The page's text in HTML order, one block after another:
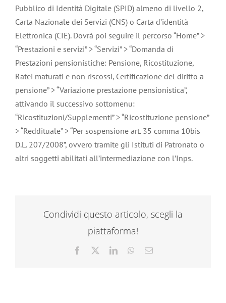
Pubblico di Identità Digitale (SPID) almeno di livello 2,
Carta Nazionale dei Servizi (CNS) o Carta d’identità
Elettronica (CIE). Dovrà poi seguire il percorso “Home” >
“Prestazioni e servizi” > “Servizi” > “Domanda di
Prestazioni pensionistiche: Pensione, Ricostituzione,
Ratei maturati e non riscossi, Certificazione del diritto a
pensione” > “Variazione prestazione pensionistica”,
attivando il successivo sottomenu:
“Ricostituzioni/Supplementi” > “Ricostituzione pensione”
> “Reddituale” > “Per sospensione art. 35 comma 10bis
D.L. 207/2008”, ovvero tramite gli Istituti di Patronato o
altri soggetti abilitati all’intermediazione con l’Inps.
Condividi questo articolo, scegli la
piattaforma!
Facebook LinkedInWhatsApp
Email